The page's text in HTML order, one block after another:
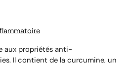
aux propriétés anti-
Il contient de la curcumine, un